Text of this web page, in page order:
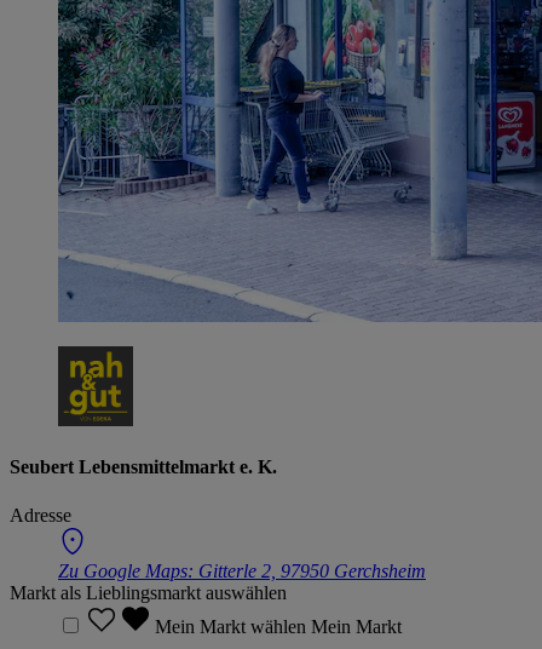
Seubert Lebensmittelmarkt e. K.
Adresse
Zu Google Maps: Gitterle 2, 97950 Gerchsheim
Markt als Lieblingsmarkt auswählen
Mein Markt wählen Mein Markt